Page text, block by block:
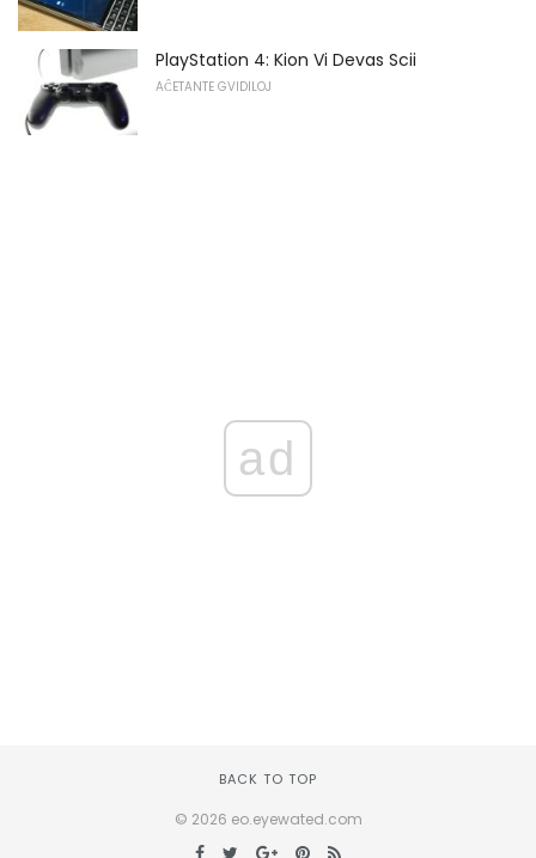
PlayStation 4: Kion Vi Devas Scii
AĈETANTE GVIDILOJ
ad
BACK TO TOP
© 2026 eo.eyewated.com